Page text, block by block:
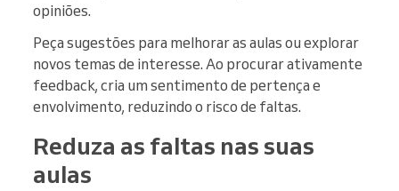
opiniões.
Peça sugestões para melhorar as aulas ou explorar
novos temas de interesse. Ao procurar ativamente
feedback, cria um sentimento de pertença e
envolvimento, reduzindo o risco de faltas.
Reduza as faltas nas suas
aulas